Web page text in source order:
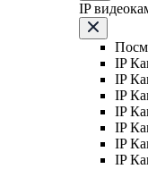
IP
IP
IP
IP
IP
IP
IP
IP